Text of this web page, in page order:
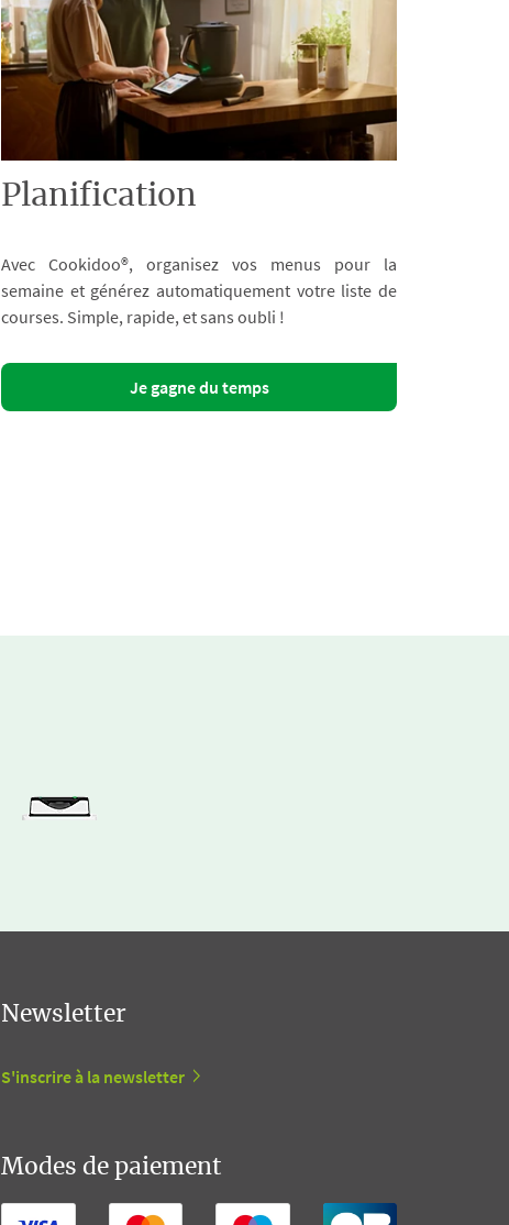
Planification
Avec Cookidoo®, organisez vos menus pour la
semaine et générez automatiquement votre liste de
courses. Simple, rapide, et sans oubli !
Je gagne du temps
Newsletter
S'inscrire à la newsletter
Modes de paiement